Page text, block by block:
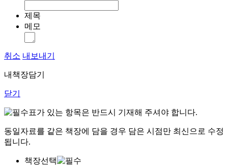
제목
메모
취소 내보내기
내책장담기
닫기
표가 있는 항목은 반드시 기재해 주셔야 합니다.
동일자료를 같은 책장에 담을 경우 담은 시점만 최신으로 수정
됩니다.
책장선택